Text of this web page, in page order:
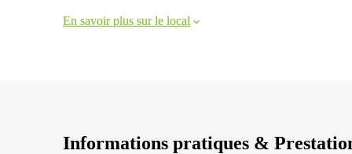
En savoir plus sur le local
Informations pratiques &